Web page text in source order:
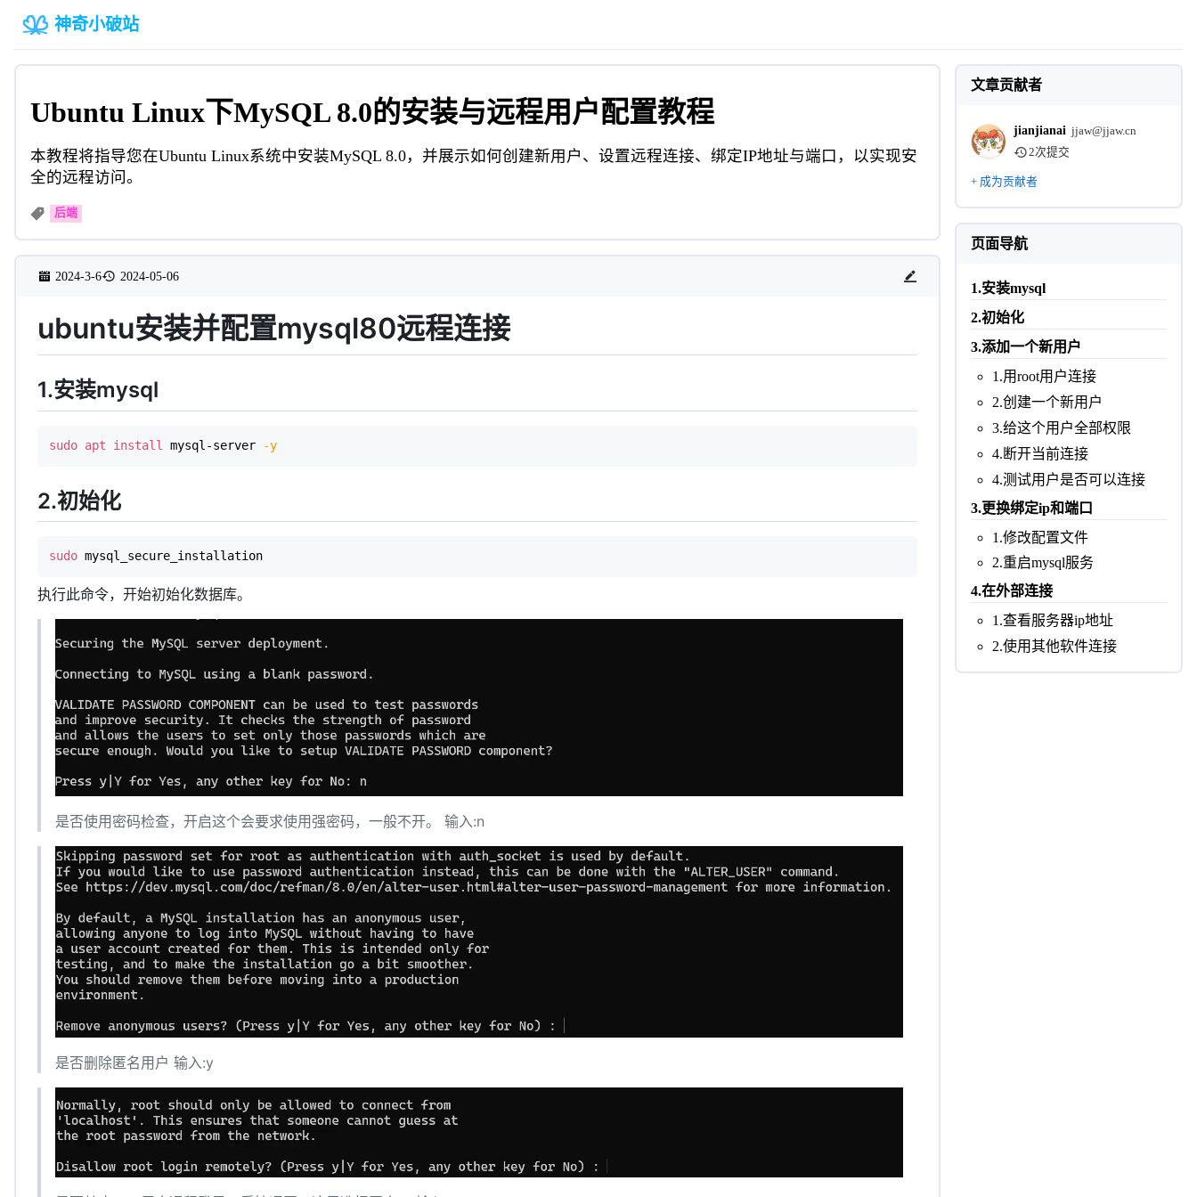
神奇小破站
Ubuntu Linux下MySQL 8.0的安装与远程用户配置教程
本教程将指导您在Ubuntu Linux系统中安装MySQL 8.0，并展示如何创建新用户、设置远程连接、绑定IP地址与端口，以实现安
全的远程访问。
后端
2024-3-6 2024-05-06
ubuntu安装并配置mysql80远程连接
1.安装mysql
sudo apt install mysql-server -y
2.初始化
sudo mysql_secure_installation
执行此命令，开始初始化数据库。
是否使用密码检查，开启这个会要求使用强密码，一般不开。 输入:n
是否删除匿名用户 输入:y
文章贡献者
jianjianai jjaw@jjaw.cn
2次提交
+ 成为贡献者
页面导航
1.安装mysql
2.初始化
3.添加一个新用户
1.用root用户连接
2.创建一个新用户
3.给这个用户全部权限
4.断开当前连接
4.测试用户是否可以连接
3.更换绑定ip和端口
1.修改配置文件
2.重启mysql服务
4.在外部连接
1.查看服务器ip地址
2.使用其他软件连接